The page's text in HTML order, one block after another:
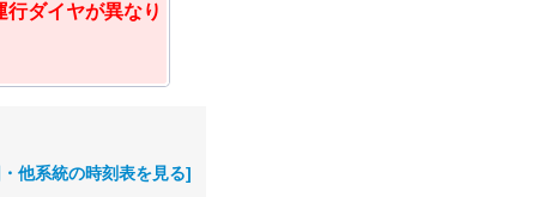
行ダイヤが異なり
他系統の時刻表を見る]